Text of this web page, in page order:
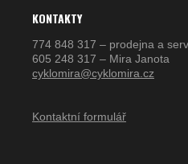
KONTAKTY
774 848 317 – prodejna a
605 248 317 – Mira Janota
cyklomira@cyklomira.cz
Kontaktní formulář